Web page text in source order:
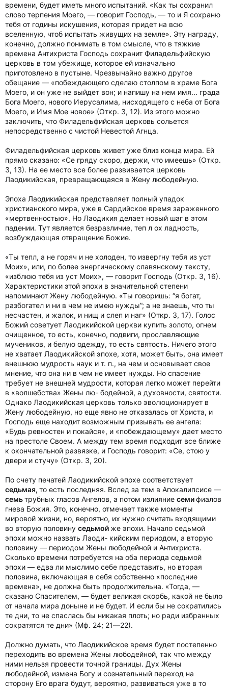
времени, будет иметь много испытаний. «Как ты сохранил
слово терпения Моего, — говорит Господь, — то и Я сохраню
тебя от годины искушения, которая придет на всю
вселенную, чтоб испытать живущих на земле». Эту награду,
конечно, должно понимать в том смысле, что в тяжкие
времена Антихриста Господь сохранит Филадельфийскую
церковь в том убежище, которое ей изначально
приготовлено в пустыне. Чрезвычайно важно другое
обещание — «побеждающего сделаю столпом в храме Бога
Моего, и он уже не выйдет вон; и напишу на нем имя... града
Бога Моего, нового Иерусалима, нисходящего с неба от Бога
Моего, и Имя Мое новое» (Откр. 3, 12). Из этого можно
заключить, что Филадельфийская церковь сольется
непосредственно с чистой Невестой Агнца.
Филадельфийская церковь живет уже близ конца мира. Ей
прямо сказано: «Се гряду скоро, держи, что имеешь» (Откр.
3, 13). На ее место все более развивается церковь
Лаодикийская, превращающаяся в Жену любодейную.
Эпоха Лаодикийская представляет полный упадок
христианского мира, уже в Сардийское время зараженного
«мертвенностью». Но Лаодикия делает новый шаг в этом
падении. Тут является безразличие, теп л ох ладность,
возбуждающая отвращение Божие.
«Ты тепл, а не горяч и не холоден, то извергну тебя из уст
Моих», или, по более энергическому славянскому тексту,
«изблюю тебя из уст Моих», — говорит Господь (Откр. 3, 16).
Характеристики этой эпохи в значительной степени
напоминают Жену любодейную. «Ты говоришь: “я богат,
разбогател и ни в чем не имею нужды”; а не знаешь, что ты
несчастен, и жалок, и нищ и слеп и наг» (Откр. 3, 17). Голос
Божий советует Лаодикийской церкви купить золото, огнем
очищенное, то есть, конечно, подвиги, прославляющие
мучеников, и белую одежду, то есть святость. Ничего этого
не хватает Лаодикийской эпохе, хотя, может быть, она имеет
внешнюю мудрость наук и т. п., на чем и основывает свое
мнение, что она ни в чем не имеет нужды. Но спасение
требует не внешней мудрости, которая легко может перейти
в «волшебства» Жены лю- бодейной, а духовности, святости.
Однако Лаодикийская церковь только эволюционирует в
Жену любодейную, но еще явно не отказалась от Христа, и
Господь еще находит возможным призывать ее ангела:
«Будь ревностен и покайся», и «побеждающему» дает место
на престоле Своем. А между тем время подходит все ближе
к окончательной развязке, и Господь говорит: «Се, стою у
двери и стучу» (Откр. 3, 20).
По счету печатей Лаодикийской эпохе соответствует
седьмая, то есть последняя. Вслед за тем в Апокалипсисе —
семьтрубных гласов Ангелов, а потом излияние семифиалов
гнева Божия. Это, конечно, отмечает также моменты
мировой жизни, но, вероятно, их нужно считать входящими
во вторую половину седьмой же эпохи. Начало седьмой
эпохи можно назвать Лаоди- кийским периодом, а вторую
половину — периодом Жены любодейной и Антихриста.
Сколько времени потребуется на оба периода седьмой
эпохи — едва ли мыслимо себе представить, но вторая
половина, включающая в себя собственно «последние
времена», не должна быть продолжительна. «Тогда, —
сказано Спасителем, — будет великая скорбь, какой не было
от начала мира доныне и не будет. И если бы не сократились
те дни, то не спаслась бы никакая плоть; но ради избранных
сократятся те дни» (Мф. 24; 21—22).
Должно думать, что Лаодикийское время будет постепенно
переходить во времена Жены любодейной, так что между
ними нельзя провести точной границы. Дух Жены
любодейной, измена Богу и сознательный переход на
сторону Его врага будут, вероятно, развиваться уже в то